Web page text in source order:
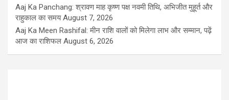
Aaj Ka Panchang: श्रावण माह कृष्ण पक्ष नवमी तिथि, अभिजीत मुहूर्त और
राहुकाल का समय August 7, 2026
Aaj Ka Meen Rashifal: मीन राशि वालों को मिलेगा लाभ और सम्मान, पढ़ें
आज का राशिफल August 6, 2026